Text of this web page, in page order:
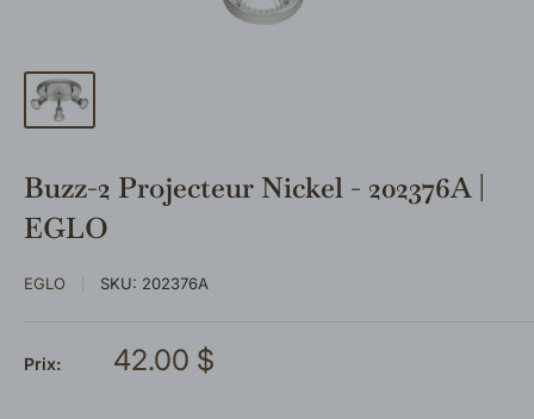
Buzz-2 Projecteur Nickel - 202376A |
EGLO
EGLO SKU: 202376A
Prix:
Prix
42.00 $